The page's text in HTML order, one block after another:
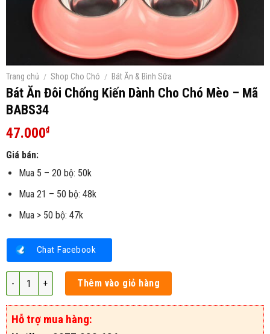
Trang chủ / Shop Cho Chó / Bát Ăn & Bình Sữa
Bát Ăn Đôi Chống Kiến Dành Cho Chó Mèo – Mã
BABS34
47.000₫
Giá bán:
Mua 5 – 20 bộ: 50k
Mua 21 – 50 bộ: 48k
Mua > 50 bộ: 47k
Chat Facebook
Bát Ăn Đôi Chống Kiến Dành Cho Chó Mèo - Mã BABS34 số lượng
Thêm vào giỏ hàng
Hỗ trợ mua hàng: